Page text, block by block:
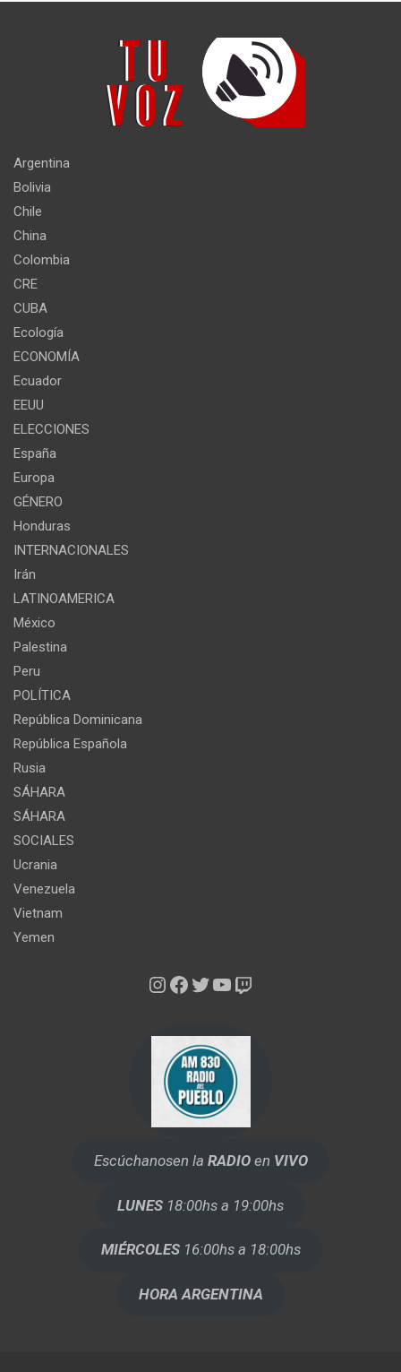
Argentina
Bolivia
Chile
China
Colombia
CRE
CUBA
Ecología
ECONOMÍA
Ecuador
EEUU
ELECCIONES
España
Europa
GÉNERO
Honduras
INTERNACIONALES
Irán
LATINOAMERICA
México
Palestina
Peru
POLÍTICA
República Dominicana
República Española
Rusia
SÁHARA
SÁHARA
SOCIALES
Ucrania
Venezuela
Vietnam
Yemen
Instagram
Facebook
Twitter
YouTube
Twitch
Escúchanosen la RADIOen VIVO
LUNES 18:00hs a 19:00hs
MIÉRCOLES16:00hs a 18:00hs
HORA ARGENTINA